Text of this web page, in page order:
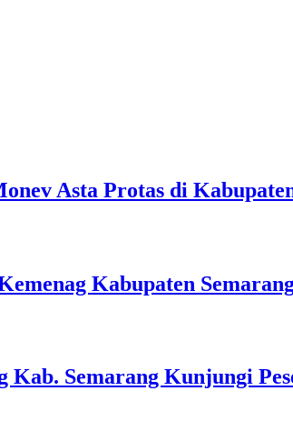
Asta Protas di
Kabupaten
Kab. Semarang Kunjungi